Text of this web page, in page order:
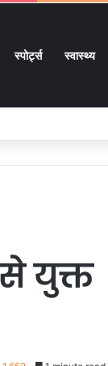
स्पोर्ट्स स्वास्थ्य
लॉ एनफोर्समेंट की बैठक
युक्त